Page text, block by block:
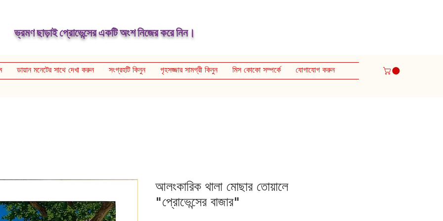
ভ্রমণ ছাড়াই প্রোভেন্সের একটি অংশ নিজের করে নিন।
ডায়ান মনেটের সাথে দেখা করুন সংগ্রহটি কিনুন গৃহসজ্জার সামগ্রী কিনুন মিস কোকো সম্পর্কে যোগাযোগ করুন
আলংকারিক থালা মোছার তোয়ালে
"প্রোভেন্সের বাজার"